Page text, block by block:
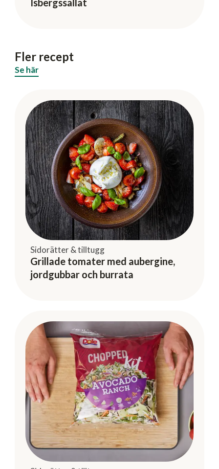
Fler recept
Se här
Sidorätter & tilltugg
Grillade tomater med aubergine,
jordgubbar och burrata